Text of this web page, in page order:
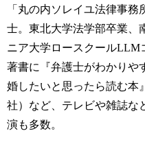
「丸の内ソレイユ法律事務
士。東北大学法学部卒業、
ニア大学ロースクールLLM
著書に『弁護士がわかりや
婚したいと思ったら読む本
社）など、テレビや雑誌な
演も多数。